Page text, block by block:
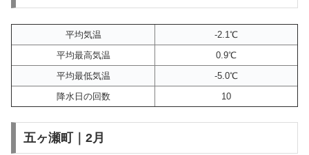
平均気温
-2.1℃
平均最高気温
0.9℃
平均最低気温
-5.0℃
降水日の回数
10
五ヶ瀬町｜2月